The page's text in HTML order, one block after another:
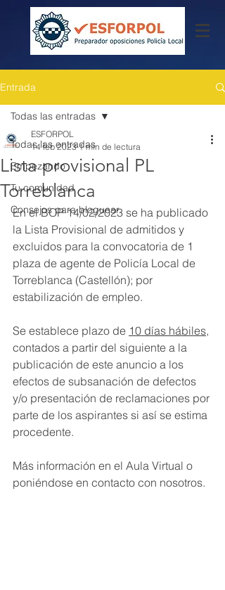
Entrada
Todas las entradas
Empezando
Tu comunidad
Consejos para bloguear
Todas las entradas
Lista provisional PL
Torreblanca
ESFORPOL
14 feb 2023 1 min de lectura
En el BOP 14/02/2023 se ha publicado
la Lista Provisional de admitidos y
excluidos para la convocatoria de 1
plaza de agente de Policía Local de
Torreblanca (Castellón); por
estabilización de empleo.
Se establece plazo de 10 días hábiles,
contados a partir del siguiente a la
publicación de este anuncio a los
efectos de subsanación de defectos
y/o presentación de reclamaciones por
parte de los aspirantes si así se estima
procedente.
Más información en el Aula Virtual o
poniéndose en contacto con nosotros.